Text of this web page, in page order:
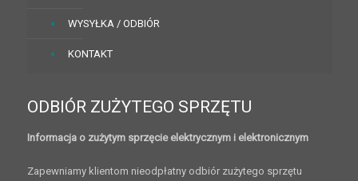
WYSYŁKA / ODBIÓR
KONTAKT
ODBIÓR ZUŻYTEGO SPRZĘTU
Informacja o zużytym sprzęcie elektrycznym i elektronicznym
Zapewniamy klientom nieodpłatny odbiór zużytego sprzętu